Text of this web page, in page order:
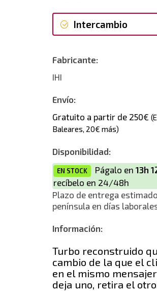
Intercambio
Fabricante:
IHI
Envío:
Gratuito a partir de 250€
Baleares, 20€ más)
Disponibilidad:
EN STOCK Págalo en 13h
recíbelo en 24/48h
Plazo de entrega
península en días
Información:
Turbo reconstruido
cambio de la que el
en el mismo
deja uno, retira el